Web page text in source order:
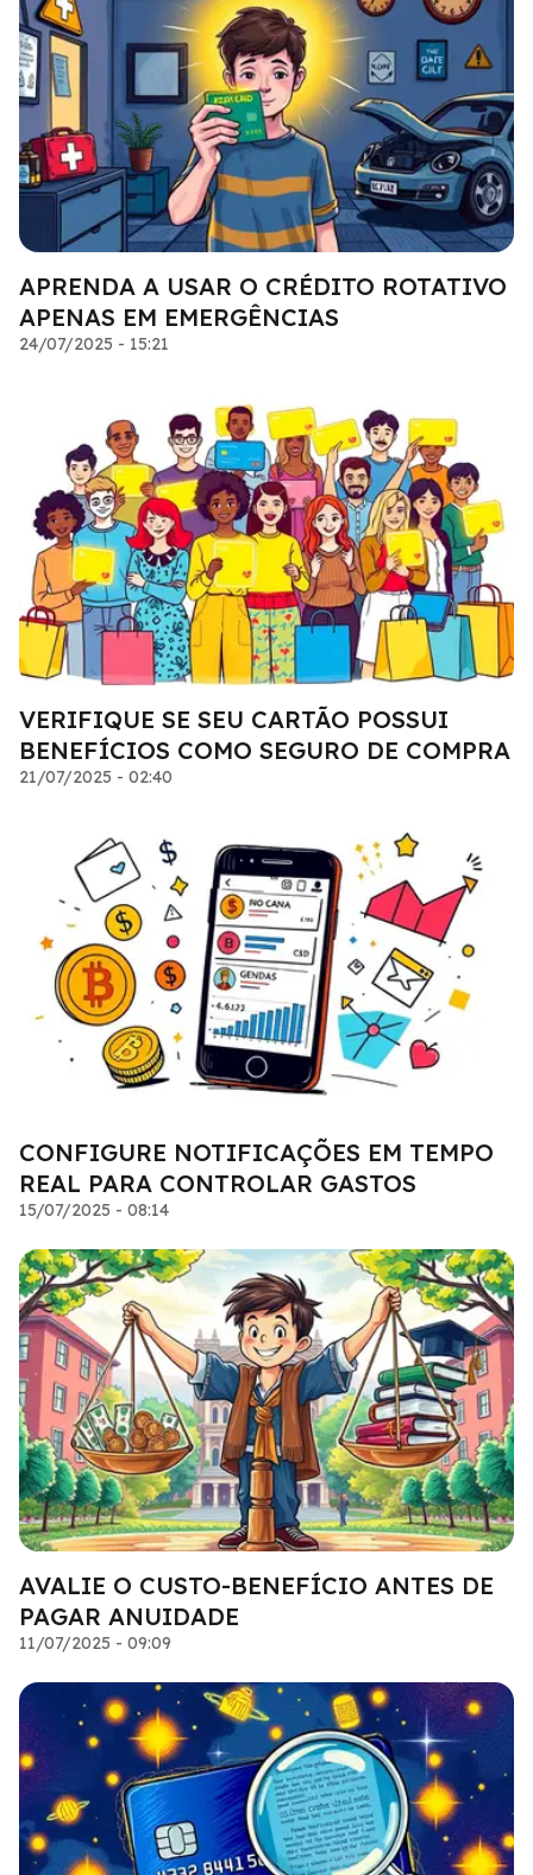
APRENDA A USAR O CRÉDITO ROTATIVO
APENAS EM EMERGÊNCIAS
24/07/2025 - 15:21
VERIFIQUE SE SEU CARTÃO POSSUI
BENEFÍCIOS COMO SEGURO DE COMPRA
21/07/2025 - 02:40
CONFIGURE NOTIFICAÇÕES EM TEMPO
REAL PARA CONTROLAR GASTOS
15/07/2025 - 08:14
AVALIE O CUSTO-BENEFÍCIO ANTES DE
PAGAR ANUIDADE
11/07/2025 - 09:09